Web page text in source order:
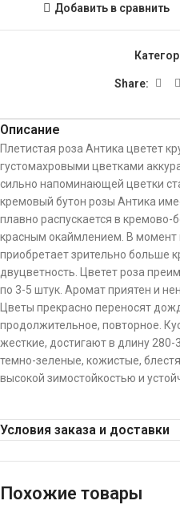
Добавить в сравнить
Share:
Описание
Плетистая роза Антика цветет
густомахровыми цветками
сильно напоминающей цветки
кремовый бутон розы Антика
плавно распускается в
красным окаймлением. В момент
приобретает зрительно больше
двуцветность. Цветет роза
по 3-5 штук. Аромат приятен и
Цветы прекрасно переносят
продолжительное, повторное.
жесткие, достигают в длину
темно-зеленые, кожистые,
высокой зимостойкостью и
Условия заказа и доставки
Похожие товары